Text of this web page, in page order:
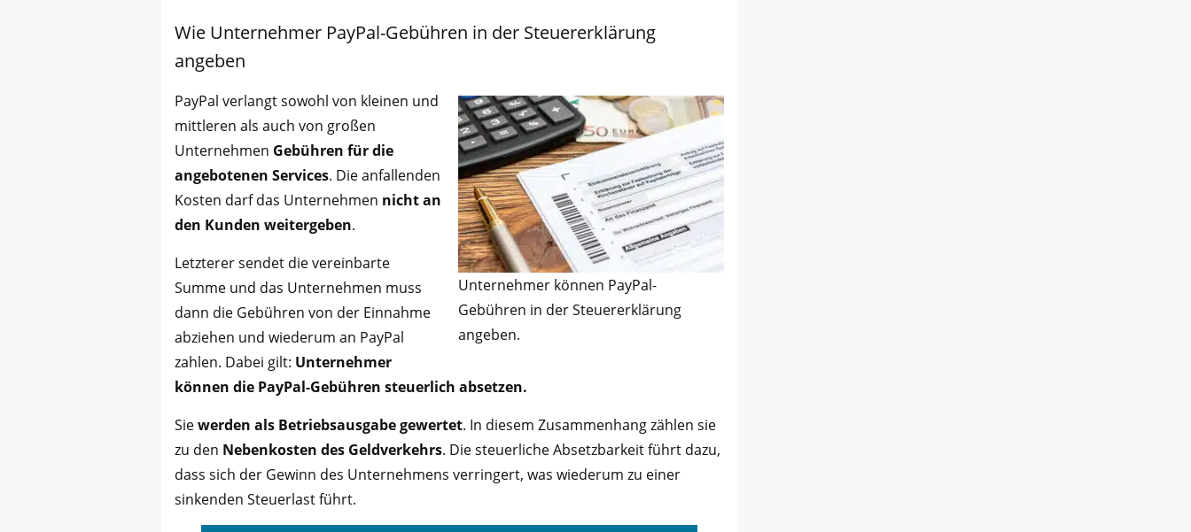
Wie Unternehmer PayPal-Gebühren in der Steuererklärung
angeben
Unternehmer können PayPal-
Gebühren in der Steuererklärung
angeben.
PayPal verlangt sowohl von kleinen und
mittleren als auch von großen
Unternehmen Gebühren für die
angebotenen Services. Die anfallenden
Kosten darf das Unternehmen nicht an
den Kunden weitergeben.
Letzterer sendet die vereinbarte
Summe und das Unternehmen muss
dann die Gebühren von der Einnahme
abziehen und wiederum an PayPal
zahlen. Dabei gilt: Unternehmer
können die PayPal-Gebühren steuerlich absetzen.
Siewerden als Betriebsausgabe gewertet. In diesem Zusammenhang zählen sie
zu den Nebenkosten des Geldverkehrs. Die steuerliche Absetzbarkeit führt dazu,
dass sich der Gewinn des Unternehmens verringert, was wiederum zu einer
sinkenden Steuerlast führt.